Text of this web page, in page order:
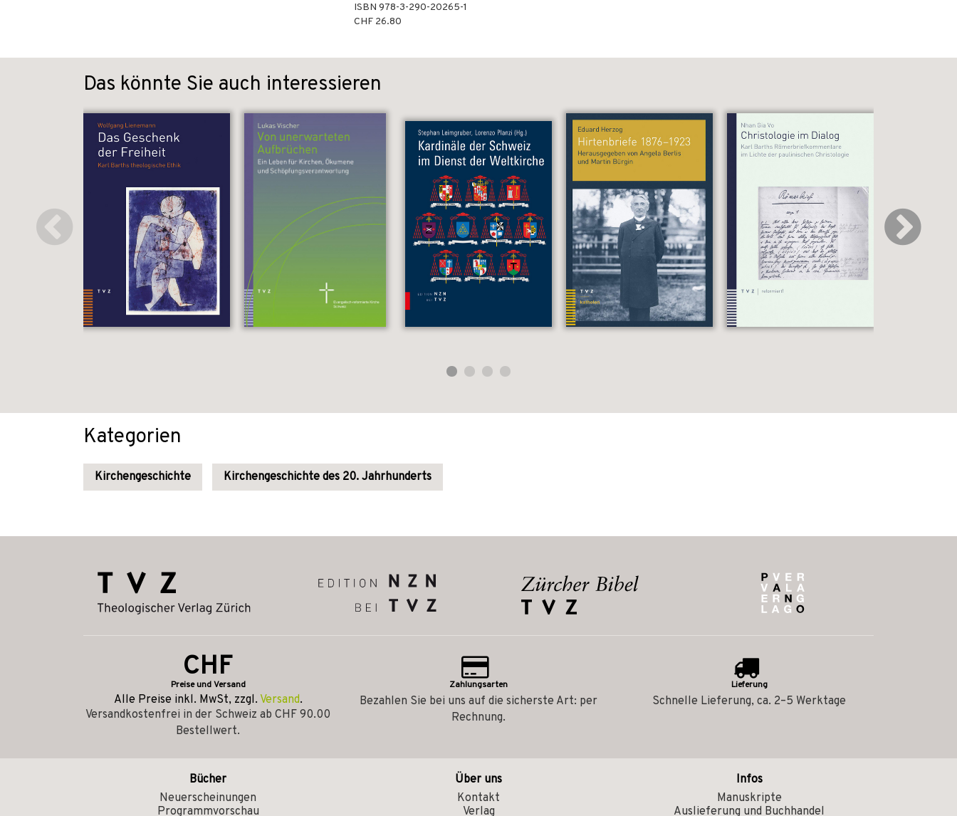
ISBN 978-3-290-20265-1
CHF 26.80
Das könnte Sie auch interessieren
Kategorien
Kirchengeschichte Kirchengeschichte des 20. Jahrhunderts
CHF
Preise und Versand
Alle Preise inkl. MwSt, zzgl. Versand.
Versandkostenfrei in der Schweiz ab CHF 90.00
Bestellwert.
Zahlungsarten
Bezahlen Sie bei uns auf die sicherste Art: per
Rechnung.
Lieferung
Schnelle Lieferung, ca. 2–5 Werktage
Bücher
Neuerscheinungen
Programmvorschau
Über uns
Kontakt
Verlag
Infos
Manuskripte
Auslieferung und Buchhandel